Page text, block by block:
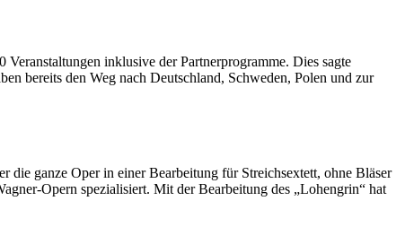
inklusive der Partnerprogramme. Dies sagte
bereits den Weg nach Deutschland, Schweden, Polen und zur
die ganze Oper in einer Bearbeitung für Streichsextett, ohne Bläser
Opern spezialisiert. Mit der Bearbeitung des „Lohengrin“ hat